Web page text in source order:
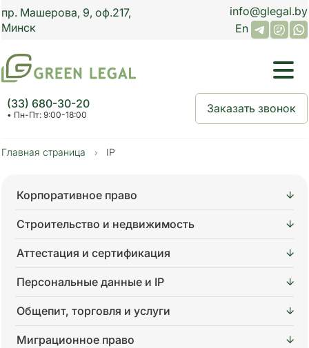
info@glegal.by
пр. Машерова, 9, оф.217,
Минск
En
(33) 680-30-20
• Пн-Пт: 9:00-18:00 Заказать звонок
Главная страница › IP
Корпоративное право
Строительство и недвижимость
Аттестация и сертификация
Персональные данные и IP
Общепит, торговля и услуги
Миграционное право